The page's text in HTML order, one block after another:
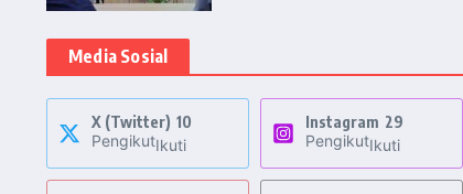
Media Sosial
X (Twitter) 10
PengikutIkuti
Instagram 29
PengikutIkuti